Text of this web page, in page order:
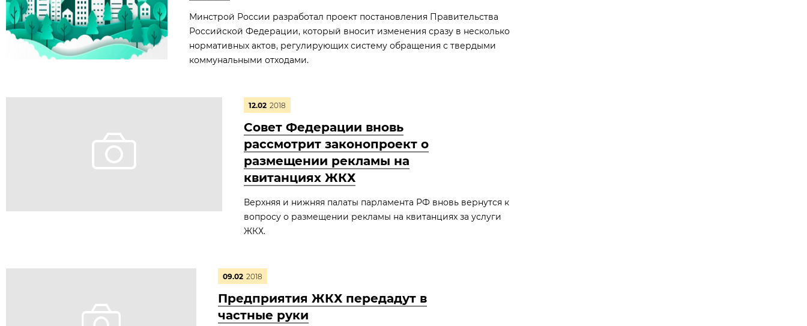
Минстрой России разработал проект постановления Правительства
Российской Федерации, который вносит изменения сразу в несколько
нормативных актов, регулирующих систему обращения с твердыми
коммунальными отходами.
12.02 2018
Совет Федерации вновь
рассмотрит законопроект о
размещении рекламы на
квитанциях ЖКХ
Верхняя и нижняя палаты парламента РФ вновь вернутся к
вопросу о размещении рекламы на квитанциях за услуги
ЖКХ.
09.02 2018
Предприятия ЖКХ передадут в
частные руки